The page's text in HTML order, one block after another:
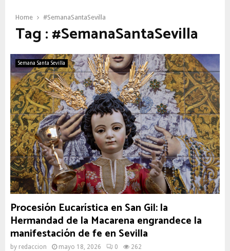
Home #SemanaSantaSevilla
Tag : #SemanaSantaSevilla
Semana Santa Sevilla
Procesión Eucarística en San Gil: la
Hermandad de la Macarena engrandece la
manifestación de fe en Sevilla
by redaccion mayo 18, 2026 0 262